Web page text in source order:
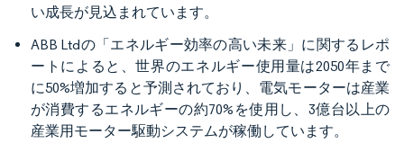
い成長が見込まれています。
ABB Ltdの「エネルギー効率の高い未来」に関するレポ
ートによると、世界のエネルギー使用量は2050年まで
に50%増加すると予測されており、電気モーターは産業
が消費するエネルギーの約70%を使用し、3億台以上の
産業用モーター駆動システムが稼働しています。